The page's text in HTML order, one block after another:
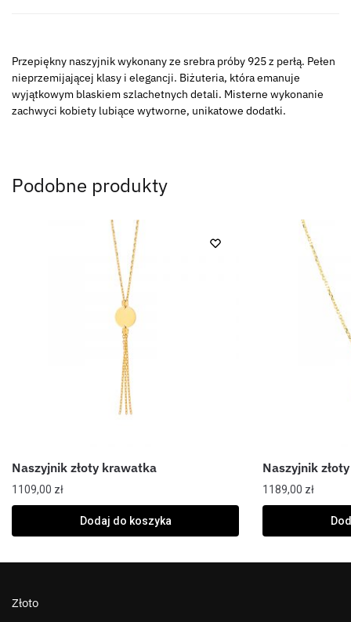
Przepiękny naszyjnik wykonany ze srebra próby 925 z perłą. Pełen
nieprzemijającej klasy i elegancji. Biżuteria, która emanuje
wyjątkowym blaskiem szlachetnych detali. Misterne wykonanie
zachwyci kobiety lubiące wytworne, unikatowe dodatki.
Podobne produkty
Naszyjnik złoty krawatka
1109,00 zł
Dodaj do koszyka
Naszyjnik
1189,00 zł
Złoto